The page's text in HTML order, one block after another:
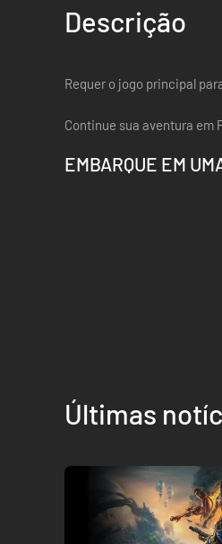
Descrição
Requer o jogo principal
Continue sua aventura em
EMBARQUE EM
Últimas